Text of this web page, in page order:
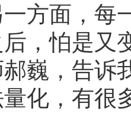
方面，每
，怕是又
巍，告诉
化，有很